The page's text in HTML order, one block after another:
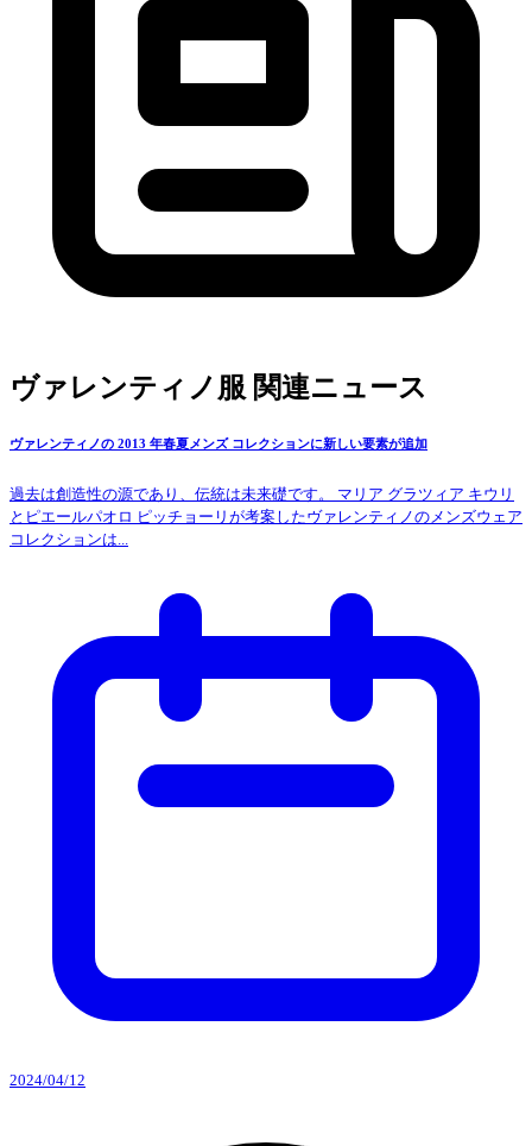
ヴァレンティノ服 関連ニュース
ヴァレンティノの 2013 年春夏メンズ コレクションに新しい要素が追加
過去は創造性の源であり、伝統は未来礎です。 マリア グラツィア キウリ
とピエールパオロ ピッチョーリが考案したヴァレンティノのメンズウェア
コレクションは...
2024/04/12